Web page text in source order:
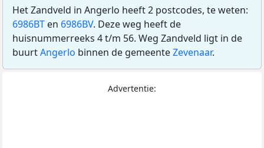
Het Zandveld in Angerlo heeft 2 postcodes, te weten:
6986BT en 6986BV. Deze weg heeft de
huisnummerreeks 4 t/m 56. Weg Zandveld ligt in de
buurtAngerlo binnen de gemeenteZevenaar.
Advertentie: